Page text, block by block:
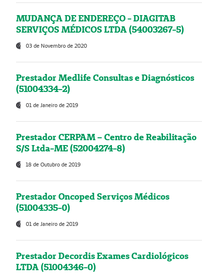
MUDANÇA DE ENDEREÇO - DIAGITAB
SERVIÇOS MÉDICOS LTDA (54003267-5)
03 de Novembro de 2020
Prestador Medlife Consultas e Diagnósticos
(51004334-2)
01 de Janeiro de 2019
Prestador CERPAM – Centro de Reabilitação
S/S Ltda-ME (52004274-8)
18 de Outubro de 2019
Prestador Oncoped Serviços Médicos
(51004335-0)
01 de Janeiro de 2019
Prestador Decordis Exames Cardiológicos
LTDA (51004346-0)